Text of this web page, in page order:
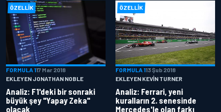
ÖZELLIK
FORMULA 117 Mar 2018
EKLEYEN JONATHAN NOBLE
Analiz: F1'deki bir sonraki
büyük şey "Yapay Zeka"
olacak
ÖZELLIK
FORMULA 113 Şub 2018
EKLEYEN KEVIN TURNER
Analiz: Ferrari, yeni
kuralların 2. senesinde
Mercedes'le olan farkı